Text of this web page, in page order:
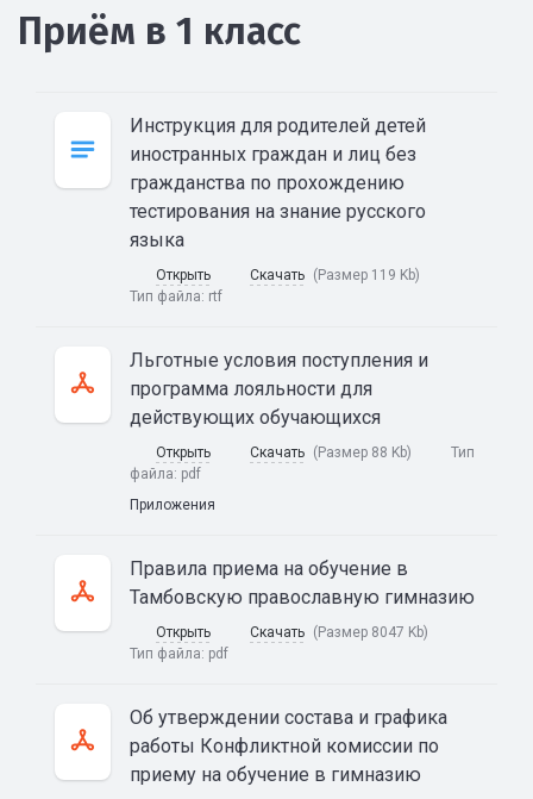
Приём в 1 класс
Инструкция для родителей детей
иностранных граждан и лиц без
гражданства по прохождению
тестирования на знание русского
языка
Открыть Скачать (Размер 119 Kb)
Тип файла: rtf
Льготные условия поступления и
программа лояльности для
действующих обучающихся
Открыть Скачать (Размер 88 Kb)
Тип
файла: pdf
Приложения
Правила приема на обучение в
Тамбовскую православную гимназию
Открыть Скачать (Размер 8047 Kb)
Тип файла: pdf
Об утверждении состава и графика
работы Конфликтной комиссии по
приему на обучение в гимназию